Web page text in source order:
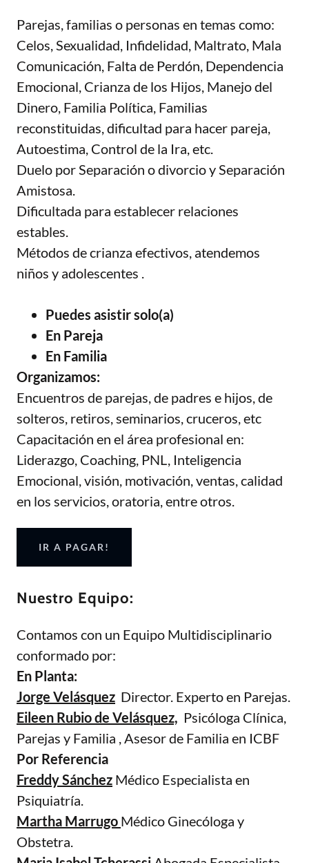
Parejas, familias o personas en temas como:
Celos, Sexualidad, Infidelidad, Maltrato, Mala
Comunicación, Falta de Perdón, Dependencia
Emocional, Crianza de los Hijos, Manejo del
Dinero, Familia Política, Familias
reconstituidas, dificultad para hacer pareja,
Autoestima, Control de la Ira, etc.
Duelo por Separación o divorcio y Separación
Amistosa.
Dificultada para establecer relaciones
estables.
Métodos de crianza efectivos, atendemos
niños y adolescentes .
Puedes asistir solo(a)
En Pareja
En Familia
Organizamos:
Encuentros de parejas, de padres e hijos, de
solteros, retiros, seminarios, cruceros, etc
Capacitación en el área profesional en:
Liderazgo, Coaching, PNL, Inteligencia
Emocional, visión, motivación, ventas, calidad
en los servicios, oratoria, entre otros.
IR A PAGAR!
Nuestro Equipo:
Contamos con un Equipo Multidisciplinario
conformado por:
En Planta:
Jorge Velásquez Director. Experto en Parejas.
Eileen Rubio de Velásquez, Psicóloga Clínica,
Parejas y Familia , Asesor de Familia en ICBF
Por Referencia
Freddy Sánchez Médico Especialista en
Psiquiatría.
Martha Marrugo Médico Ginecóloga y
Obstetra.